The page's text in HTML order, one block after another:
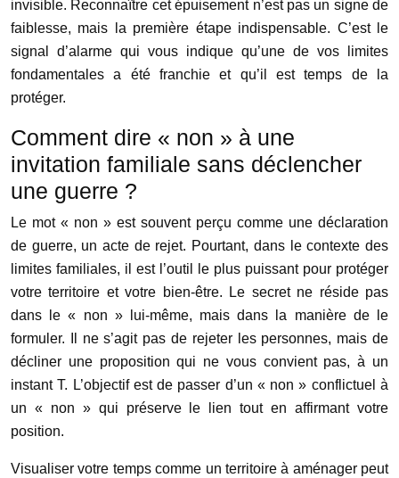
invisible. Reconnaître cet épuisement n’est pas un signe de
faiblesse, mais la première étape indispensable. C’est le
signal d’alarme qui vous indique qu’une de vos limites
fondamentales a été franchie et qu’il est temps de la
protéger.
Comment dire « non » à une
invitation familiale sans déclencher
une guerre ?
Le mot « non » est souvent perçu comme une déclaration
de guerre, un acte de rejet. Pourtant, dans le contexte des
limites familiales, il est l’outil le plus puissant pour protéger
votre territoire et votre bien-être. Le secret ne réside pas
dans le « non » lui-même, mais dans la manière de le
formuler. Il ne s’agit pas de rejeter les personnes, mais de
décliner une proposition qui ne vous convient pas, à un
instant T. L’objectif est de passer d’un « non » conflictuel à
un « non » qui préserve le lien tout en affirmant votre
position.
Visualiser votre temps comme un territoire à aménager peut